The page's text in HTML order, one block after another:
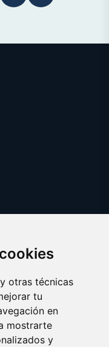
otras técnicas
tu
en
mostrarte
y